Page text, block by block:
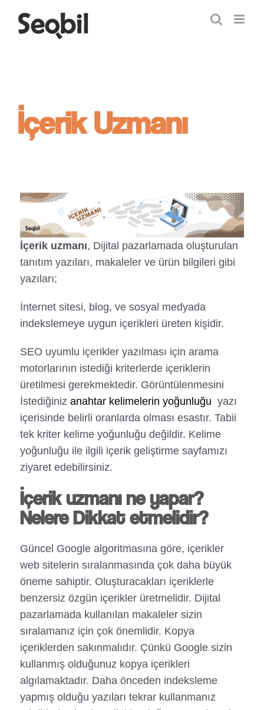
İçerik Uzmanı
İçerik uzmanı, Dijital pazarlamada oluşturulan
tanıtım yazıları, makaleler ve ürün bilgileri gibi
yazıları;
İnternet sitesi, blog, ve sosyal medyada
indekslemeye uygun içerikleri üreten kişidir.
SEO uyumlu içerikler yazılması için arama
motorlarının istediği kriterlerde içeriklerin
üretilmesi gerekmektedir. Görüntülenmesini
İstediğiniz anahtar kelimelerin yoğunluğu yazı
içerisinde belirli oranlarda olması esastır. Tabii
tek kriter kelime yoğunluğu değildir. Kelime
yoğunluğu ile ilgili içerik geliştirme sayfamızı
ziyaret edebilirsiniz.
İçerik uzmanı ne yapar?
Nelere Dikkat etmelidir?
Güncel Google algoritmasına göre, içerikler
web sitelerin sıralanmasında çok daha büyük
öneme sahiptir. Oluşturacakları içeriklerle
benzersiz özgün içerikler üretmelidir. Dijital
pazarlamada kullanılan makaleler sizin
sıralamanız için çok önemlidir. Kopya
içeriklerden sakınmalıdır. Çünkü Google sizin
kullanmış olduğunuz kopya içerikleri
algılamaktadır. Daha önceden indeksleme
yapmış olduğu yazıları tekrar kullanmanız